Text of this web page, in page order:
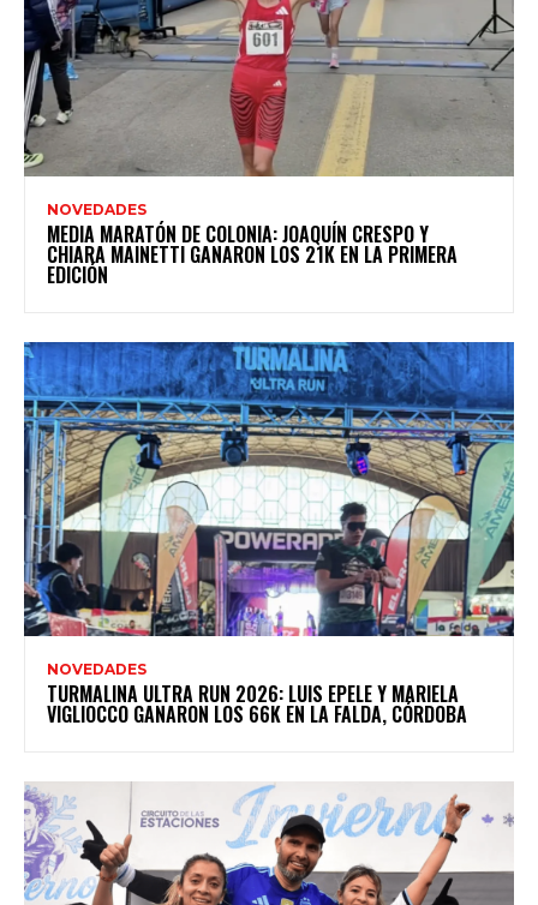
NOVEDADES
MEDIA MARATÓN DE COLONIA: JOAQUÍN CRESPO Y
CHIARA MAINETTI GANARON LOS 21K EN LA PRIMERA
EDICIÓN
NOVEDADES
TURMALINA ULTRA RUN 2026: LUIS EPELE Y MARIELA
VIGLIOCCO GANARON LOS 66K EN LA FALDA, CÓRDOBA